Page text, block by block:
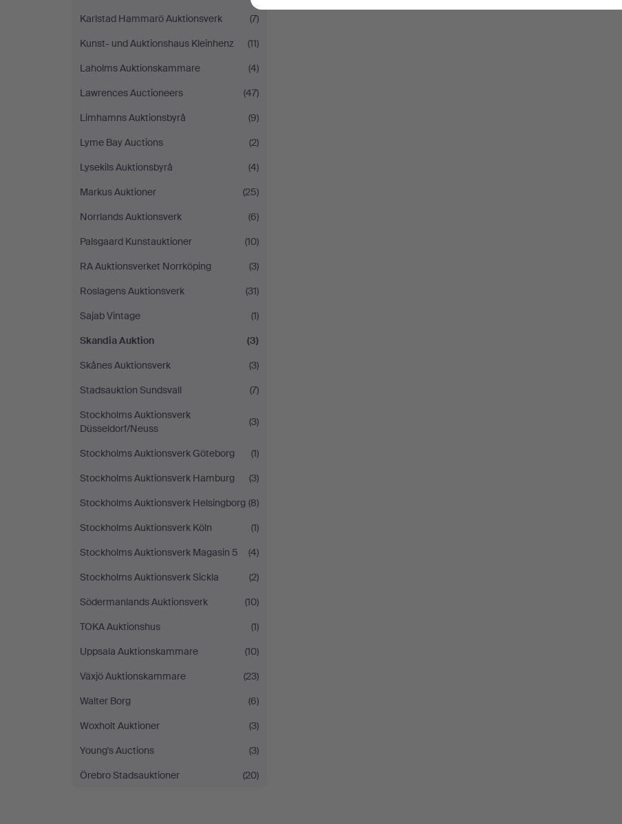
Karlstad Hammarö Auktionsverk
(7)
Kunst- und Auktionshaus Kleinhenz
(11)
Laholms Auktionskammare
(4)
Lawrences Auctioneers
(47)
Limhamns Auktionsbyrå
(9)
Lyme Bay Auctions
(2)
Lysekils Auktionsbyrå
(4)
Markus Auktioner
(25)
Norrlands Auktionsverk
(6)
Palsgaard Kunstauktioner
(10)
RA Auktionsverket Norrköping
(3)
Roslagens Auktionsverk
(31)
Sajab Vintage
(1)
Skandia Auktion
(3)
Skånes Auktionsverk
(3)
Stadsauktion Sundsvall
(7)
Stockholms Auktionsverk
Düsseldorf/Neuss
(3)
Stockholms Auktionsverk Göteborg
(1)
Stockholms Auktionsverk Hamburg
(3)
Stockholms Auktionsverk Helsingborg (8)
Stockholms Auktionsverk Köln
(1)
Stockholms Auktionsverk Magasin 5
(4)
Stockholms Auktionsverk Sickla
(2)
Södermanlands Auktionsverk
(10)
TOKA Auktionshus
(1)
Uppsala Auktionskammare
(10)
Växjö Auktionskammare
(23)
Walter Borg
(6)
Woxholt Auktioner
(3)
Young's Auctions
(3)
Örebro Stadsauktioner
(20)